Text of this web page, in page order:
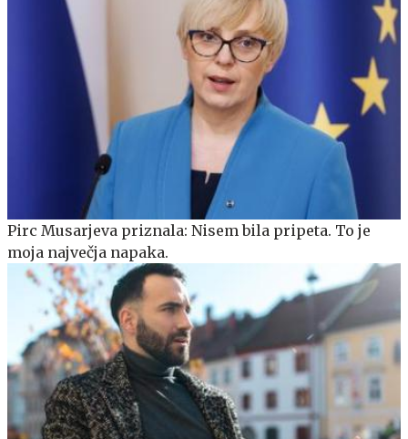
Pirc Musarjeva priznala: Nisem bila pripeta. To je
moja največja napaka.